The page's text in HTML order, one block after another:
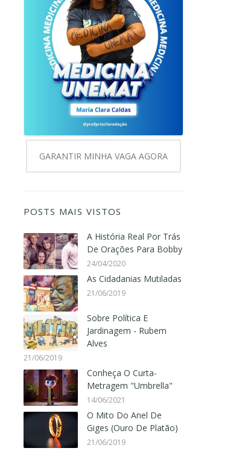
GARANTIR MINHA VAGA AGORA
POSTS MAIS VISTOS
A História Real Por Trás
De Orações Para Bobby
24/04/2020
As Cidadanias Mutiladas
21/06/2019
Sobre Política E
Jardinagem - Rubem
Alves
21/06/2019
Conheça O Curta-
Metragem "Umbrella"
14/06/2021
O Mito Do Anel De
Giges (Ouro De Platão)
21/06/2019